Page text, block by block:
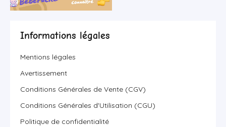
Informations légales
Mentions légales
Avertissement
Conditions Générales de Vente (CGV)
Conditions Générales d'Utilisation (CGU)
Politique de confidentialité